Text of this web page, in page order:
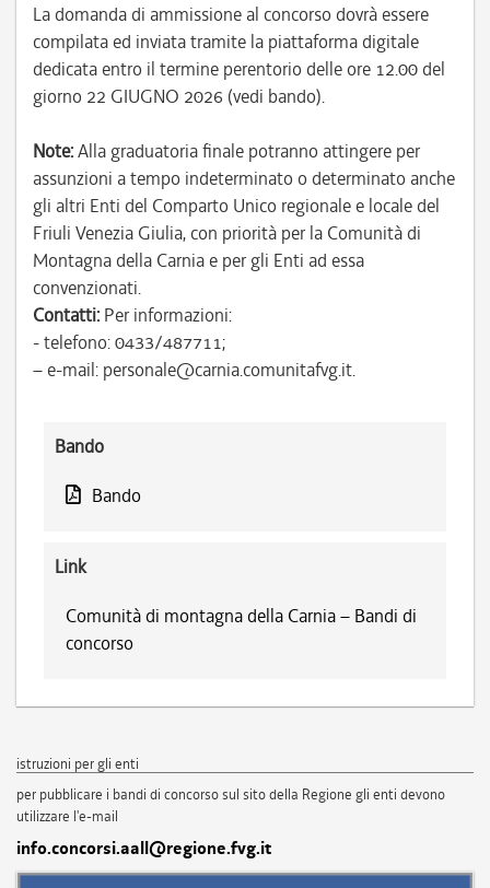
La domanda di ammissione al concorso dovrà essere
compilata ed inviata tramite la piattaforma digitale
dedicata entro il termine perentorio delle ore 12.00 del
giorno 22 GIUGNO 2026 (vedi bando).
Note:Alla graduatoria finale potranno attingere per
assunzioni a tempo indeterminato o determinato anche
gli altri Enti del Comparto Unico regionale e locale del
Friuli Venezia Giulia, con priorità per la Comunità di
Montagna della Carnia e per gli Enti ad essa
convenzionati.
Contatti: Per informazioni:
- telefono: 0433/487711;
– e-mail: personale@carnia.comunitafvg.it.
Bando
Bando
Link
Comunità di montagna della Carnia – Bandi di
concorso
istruzioni per gli enti
per pubblicare i bandi di concorso sul sito della Regione gli enti devono
utilizzare l'e-mail
info.concorsi.aall@regione.fvg.it